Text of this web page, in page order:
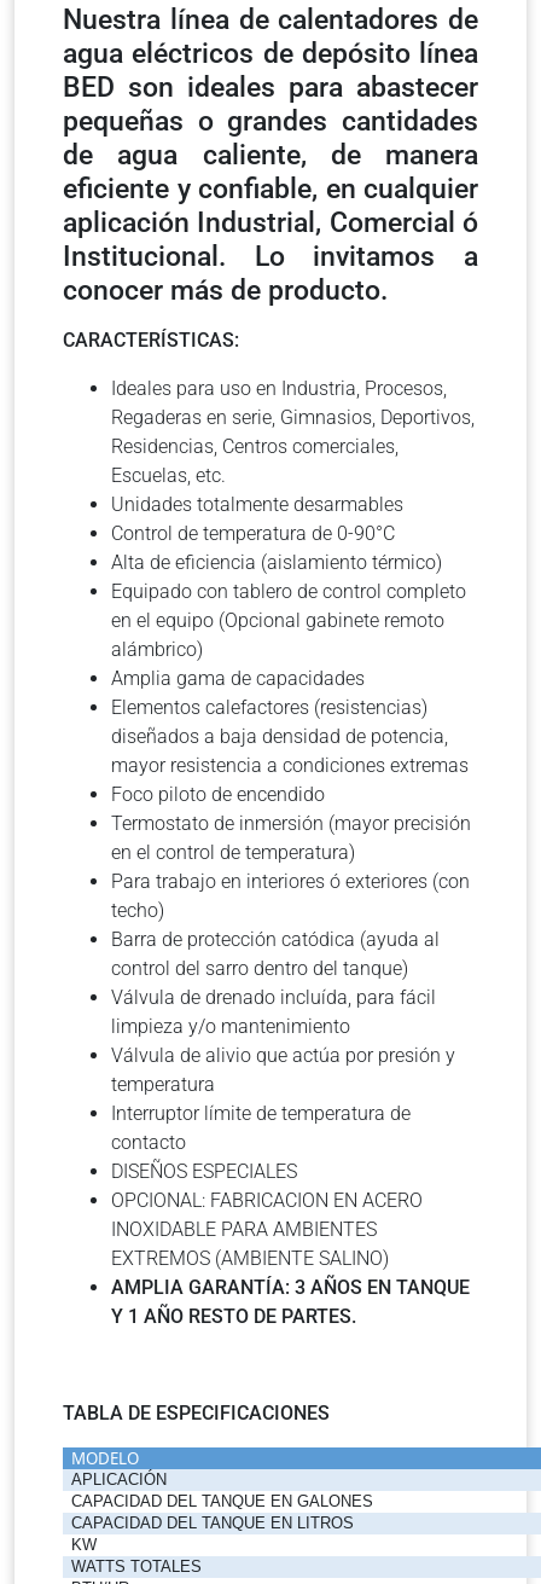
Nuestra línea de calentadores de
agua eléctricos de depósito línea
BED son ideales para abastecer
pequeñas o grandes cantidades
de agua caliente, de manera
eficiente y confiable, en cualquier
aplicación Industrial, Comercial ó
Institucional. Lo invitamos a
conocer más de producto.
CARACTERÍSTICAS:
Ideales para uso en Industria, Procesos,
Regaderas en serie, Gimnasios, Deportivos,
Residencias, Centros comerciales,
Escuelas, etc.
Unidades totalmente desarmables
Control de temperatura de 0-90°C
Alta de eficiencia (aislamiento térmico)
Equipado con tablero de control completo
en el equipo (Opcional gabinete remoto
alámbrico)
Amplia gama de capacidades
Elementos calefactores (resistencias)
diseñados a baja densidad de potencia,
mayor resistencia a condiciones extremas
Foco piloto de encendido
Termostato de inmersión (mayor precisión
en el control de temperatura)
Para trabajo en interiores ó exteriores (con
techo)
Barra de protección catódica (ayuda al
control del sarro dentro del tanque)
Válvula de drenado incluída, para fácil
limpieza y/o mantenimiento
Válvula de alivio que actúa por presión y
temperatura
Interruptor límite de temperatura de
contacto
DISEÑOS ESPECIALES
OPCIONAL: FABRICACION EN ACERO
INOXIDABLE PARA AMBIENTES
EXTREMOS (AMBIENTE SALINO)
AMPLIA GARANTÍA: 3 AÑOS EN TANQUE
Y 1 AÑO RESTO DE PARTES.
TABLA DE ESPECIFICACIONES
MODELO
APLICACIÓN
CAPACIDAD DEL TANQUE EN GALONES
CAPACIDAD DEL TANQUE EN LITROS
KW
WATTS TOTALES